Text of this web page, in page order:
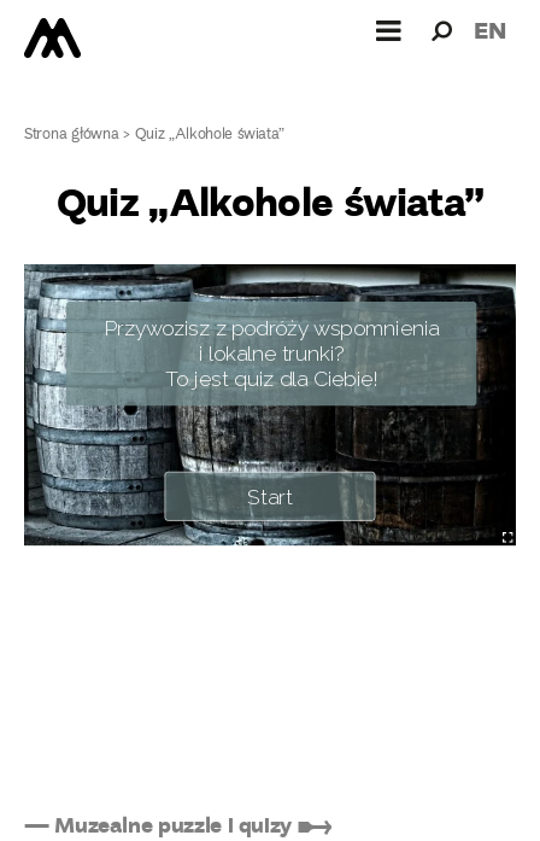
dla: EN
Strona główna>Quiz „Alkohole świata”
Quiz „Alkohole świata”
— Muzealne puzzle i quizy ➸